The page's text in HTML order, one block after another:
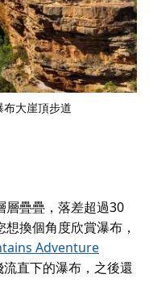
大崖頂步道
層疊疊，落差超過30
換個角度欣賞瀑布，
Adventure
流直下的瀑布，之後還